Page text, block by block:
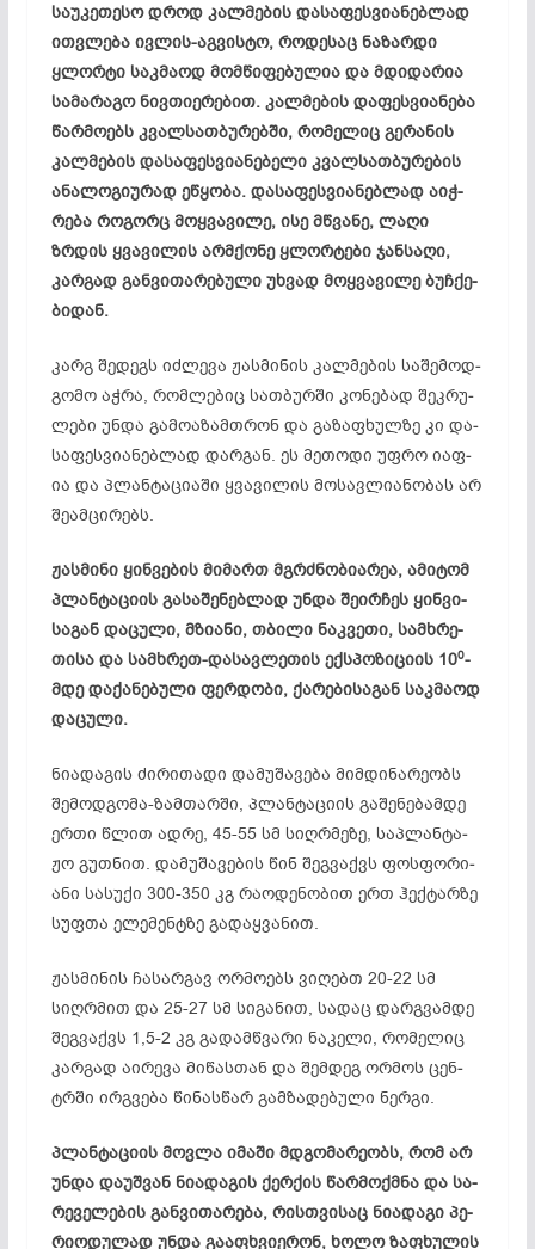
სა­უკ­ეთ­ე­სო დროდ კალ­მე­ბის და­სა­ფეს­ვი­ან­ებ­ლად
ით­ვლე­ბა ივ­ლის-აგ­ვის­ტო, რო­დე­საც ნა­ზარ­დი
ყლორ­ტი საკ­მა­ოდ მომ­წი­ფე­ბუ­ლია და მდი­და­რია
სა­მა­რა­გო ნივ­თი­ერ­ებ­ით. კალ­მე­ბის და­ფეს­ვი­ან­ე­ბა
წარ­მო­ებს კვალ­სათ­ბუ­რებ­ში, რო­მე­ლიც გე­რა­ნის
კალ­მე­ბის და­სა­ფეს­ვი­ან­ებ­ე­ლი კვალ­სათ­ბუ­რე­ბის
ან­ალ­ოგ­ი­ურ­ად ეწ­ყო­ბა. და­სა­ფეს­ვი­ან­ებ­ლად აიჭ­
რე­ბა რო­გორც მოყ­ვა­ვი­ლე, ისე მწვა­ნე, ლა­ღი
ზრდის ყვა­ვი­ლის არ­მქო­ნე ყლორ­ტე­ბი ჯან­სა­ღი,
კარ­გად გან­ვი­თა­რე­ბუ­ლი უხ­ვად მოყ­ვა­ვი­ლე ბუჩ­ქე­
ბი­დან.
კარგ შე­დეგს იძ­ლე­ვა ჟას­მი­ნის კალ­მე­ბის სა­შე­მოდ­
გო­მო აჭ­რა, რომ­ლე­ბიც სათ­ბურ­ში კო­ნე­ბად შეკ­რუ­
ლე­ბი უნ­და გა­მო­აზ­ამ­თრონ და გა­ზაფ­ხულ­ზე კი და­
სა­ფეს­ვი­ან­ებ­ლად დარ­გან. ეს მე­თო­დი უფ­რო იაფ­
ია და პლან­ტა­ცი­ა­ში ყვა­ვი­ლის მო­სავ­ლი­ან­ობ­ას არ
შე­ამ­ცი­რებს.
ჟას­მი­ნი ყინ­ვე­ბის მი­მართ მგრძნო­ბი­არ­ეა, ამ­იტ­ომ
პლან­ტა­ცი­ის გა­სა­შე­ნებ­ლად უნ­და შე­ირ­ჩეს ყინ­ვი­
სა­გან და­ცუ­ლი, მზი­ა­ნი, თბი­ლი ნაკ­ვე­თი, სამ­ხრე­
თი­სა და სამ­ხრეთ-და­სავ­ლე­თის ექს­პო­ზი­ცი­ის 100-
მდე და­ქა­ნე­ბუ­ლი ფერ­დო­ბი, ქა­რე­ბი­სა­გან საკ­მა­ოდ
და­ცუ­ლი.
ნი­ად­აგ­ის ძი­რი­თა­დი და­მუ­შა­ვე­ბა მიმ­დი­ნა­რე­ობს
შე­მოდ­გო­მა-ზამ­თარ­ში, პლან­ტა­ცი­ის გა­შე­ნე­ბამ­დე
ერ­თი წლით ად­რე, 45-55 სმ სიღრ­მე­ზე, საპ­ლან­ტა­
ჟო გუთ­ნით. და­მუ­შა­ვე­ბის წინ შეგ­ვაქვს ფოს­ფო­რი­
ა­ნი სა­სუ­ქი 300-350 კგ რა­ოდ­ენ­ობ­ით ერთ ჰექ­ტარ­ზე
სუფ­თა ელ­ემ­ენ­ტზე გა­დაყ­ვა­ნით.
ჟას­მი­ნის ჩა­სარ­გავ ორ­მო­ებს ვი­ღებთ 20-22 სმ
სიღრ­მით და 25-27 სმ სი­გა­ნით, სა­დაც დარ­გვამ­დე
შეგ­ვაქვს 1,5-2 კგ გა­დამ­წვა­რი ნა­კე­ლი, რო­მე­ლიც
კარ­გად აირ­ე­ვა მი­წას­თან და შემ­დეგ ორ­მოს ცენ­
ტრში ირ­გვე­ბა წი­ნას­წარ გამ­ზა­დე­ბუ­ლი ნერ­გი.
პლან­ტა­ცი­ის მოვ­ლა იმ­ა­ში მდგო­მა­რე­ობს, რომ არ
უნ­და და­უშ­ვან ნი­ად­აგ­ის ქერ­ქის წარ­მოქ­მნა და სა­
რე­ვე­ლე­ბის გან­ვი­თა­რე­ბა, რის­თვი­საც ნი­ად­ა­გი პე­
რი­ოდ­ულ­ად უნ­და გა­აფ­ხვი­ერ­ონ, ხო­ლო ზაფ­ხუ­ლის